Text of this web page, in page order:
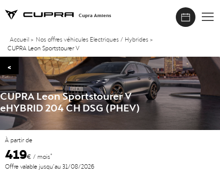
Cupra Amiens
Accueil > Nos offres véhicules Electriques / Hybrides >
CUPRA Leon Sportstourer V
<
CUPRA Leon Sportstourer V
eHYBRID 204 CH DSG (PHEV)
À partir de
419€ / mois*
Offre valable jusqu’au 31/08/2026